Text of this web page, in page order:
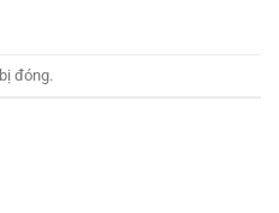
đóng.